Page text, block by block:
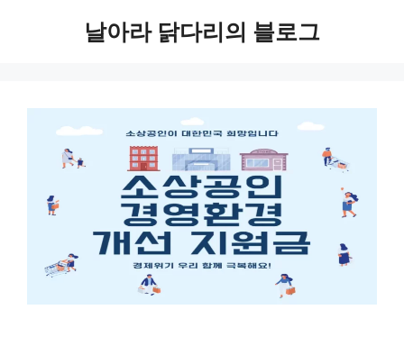
날아라 닭다리의 블로그